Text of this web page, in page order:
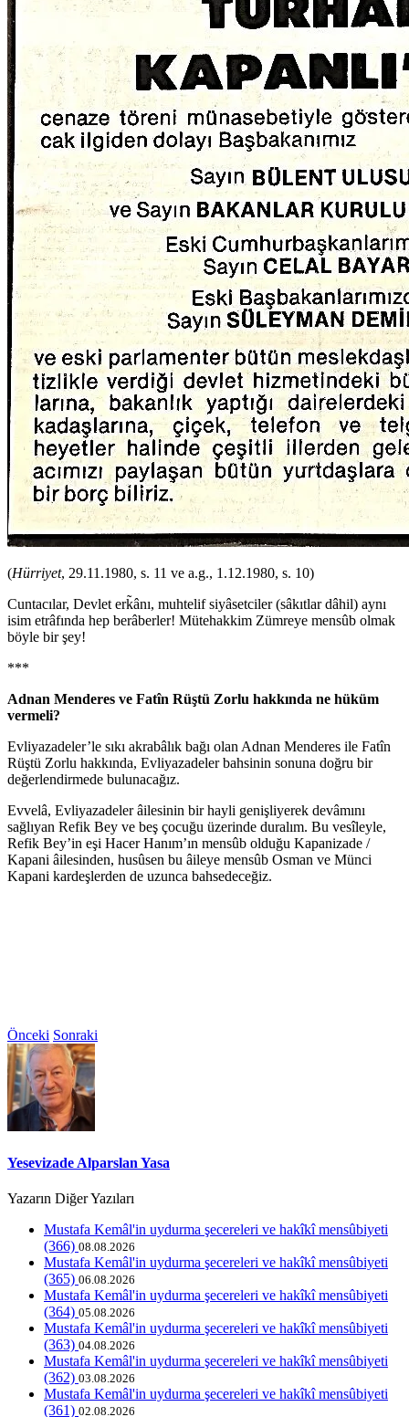
(Hürriyet, 29.11.1980, s. 11 ve a.g., 1.12.1980, s. 10)
Cuntacılar, Devlet erk̃ânı, muhtelif siyâsetciler (sâkıtlar dâhil) aynı
isim etrâfında hep berâberler! Mütehakkim Zümreye mensûb olmak
böyle bir şey!
***
Adnan Menderes ve Fatîn Rüştü Zorlu hakkında ne hüküm
vermeli?
Evliyazadeler’le sıkı akrabâlık bağı olan Adnan Menderes ile Fatîn
Rüştü Zorlu hakkında, Evliyazadeler bahsinin sonuna doğru bir
değerlendirmede bulunacağız.
Evvelâ, Evliyazadeler âilesinin bir hayli genişliyerek devâmını
sağlıyan Refik Bey ve beş çocuğu üzerinde duralım. Bu vesîleyle,
Refik Bey’in eşi Hacer Hanım’ın mensûb olduğu Kapanizade /
Kapani âilesinden, husûsen bu âileye mensûb Osman ve Münci
Kapani kardeşlerden de uzunca bahsedeceğiz.
Önceki Sonraki
Yesevizade Alparslan Yasa
Yazarın Diğer Yazıları
Mustafa Kemâl'in uydurma şecereleri ve hakîkî mensûbiyeti
(366) 08.08.2026
Mustafa Kemâl'in uydurma şecereleri ve hakîkî mensûbiyeti
(365) 06.08.2026
Mustafa Kemâl'in uydurma şecereleri ve hakîkî mensûbiyeti
(364) 05.08.2026
Mustafa Kemâl'in uydurma şecereleri ve hakîkî mensûbiyeti
(363) 04.08.2026
Mustafa Kemâl'in uydurma şecereleri ve hakîkî mensûbiyeti
(362) 03.08.2026
Mustafa Kemâl'in uydurma şecereleri ve hakîkî mensûbiyeti
(361) 02.08.2026